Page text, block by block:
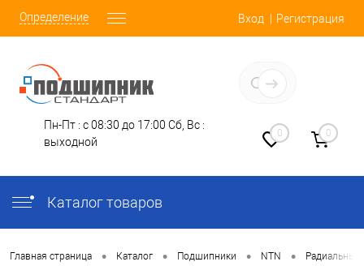
Определение Вход Регистрация
Пн-Пт : с 08:30 до 17:00 Сб, Вс :
выходной
0 0
Каталог товаров
Главная страница • Каталог • Подшипники • NTN •